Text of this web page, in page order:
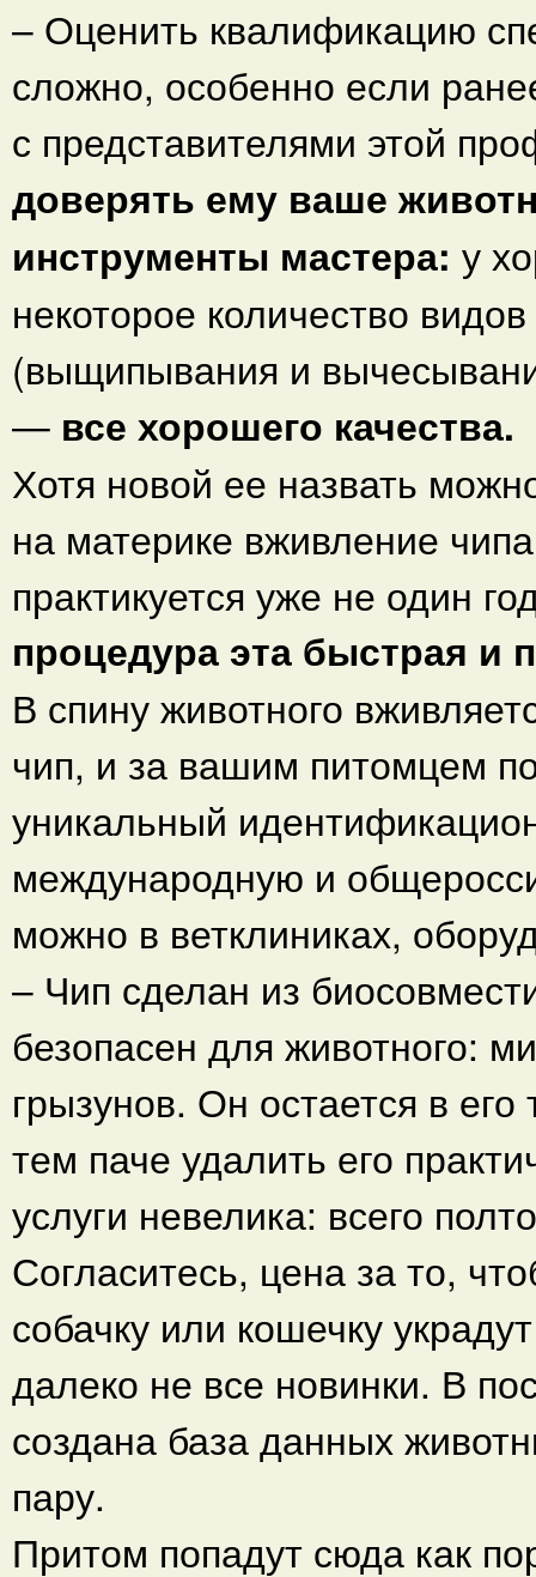
– Оценить квалификацию
сложно, особенно если
с представителями этой
доверять ему ваше
инструменты мастера: у
некоторое количество
(выщипывания и
— все хорошего качества.
Хотя новой ее назвать
на материке вживление
практикуется уже не один
процедура эта быстрая и
В спину животного
чип, и за вашим питомцем
уникальный
международную и
можно в ветклиниках,
– Чип сделан из
безопасен для животного:
грызунов. Он остается в
тем паче удалить его
услуги невелика: всего
Согласитесь, цена за то,
собачку или кошечку
далеко не все новинки. В
создана база данных
пару.
Притом попадут сюда как